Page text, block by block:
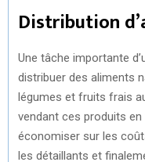
Distribution
Une tâche importante
distribuer des aliments
légumes et fruits frais
vendant ces produits
économiser sur les
les détaillants et